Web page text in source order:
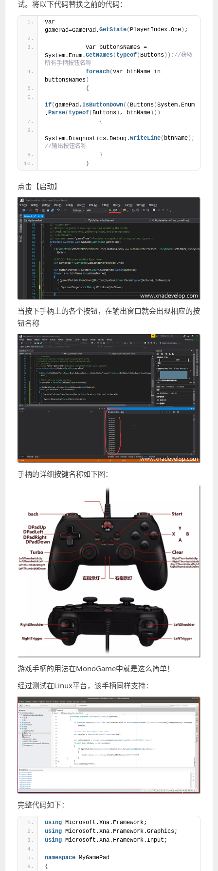
试。将以下代码替换之前的代码：
var
gamePad=GamePad.GetState( PlayerIndex.One ) ;
System.Enum.GetNames( typeof( Buttons ) ) ;//获取
所有手柄按钮名称
foreach(var btnName in
buttonsNames )
{
if(gamePad. IsButtonDown( ( Buttons )System.Enum
.Parse( typeof( Buttons ) , btnName ) ) )
{
System.Diagnostics.Debug.WriteLine( btnName ) ;
//输出按钮名称
}
}
点击【启动】
当按下手柄上的各个按钮，在输出窗口就会出现相应的按
钮名称
手柄的详细按键名称如下图：
游戏手柄的用法在MonoGame中就是这么简单！
经过测试在Linux平台，该手柄同样支持：
完整代码如下：
using Microsoft.Xna.Framework;
using Microsoft.Xna.Framework.Graphics;
using Microsoft.Xna.Framework.Input;
namespace MyGamePad
{